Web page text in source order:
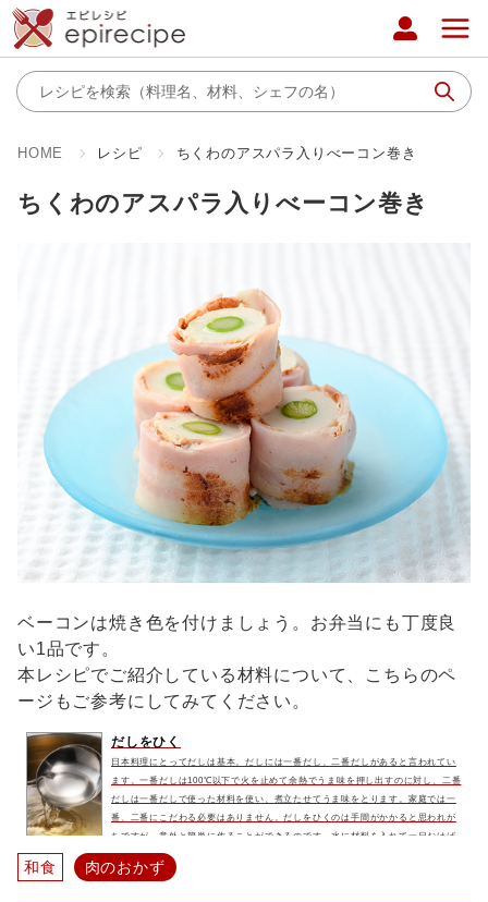
HOME レシピ ちくわのアスパラ入りべーコン巻き
ちくわのアスパラ入りべーコン巻き
ベーコンは焼き色を付けましょう。お弁当にも丁度良
い1品です。
本レシピでご紹介している材料について、こちらのペ
ージもご参考にしてみてください。
だしをひく
日本料理にとってだしは基本。だしには一番だし、二番だしがあると言われてい
ます。一番だしは100℃以下で火を止めて余熱でうま味を押し出すのに対し、二番
だしは一番だしで使った材料を使い、煮立たせてうま味をとります。家庭では一
番、二番にこだわる必要はありません。だしをひくのは手間がかかると思われが
ちですが、意外と簡単に作ることができるのです。水に材料を入れて一日おけば
それだけで充分にだしが出ます。物足りなければそれをコトコトと煮てさらに美
味しいだしを取りましょう。余熱で出す一番だしよりも濃いうま味があ...
和食 肉のおかず